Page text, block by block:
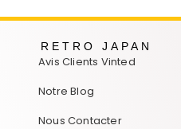
RETRO JAPAN
Avis Clients Vinted
Notre Blog
Nous Contacter